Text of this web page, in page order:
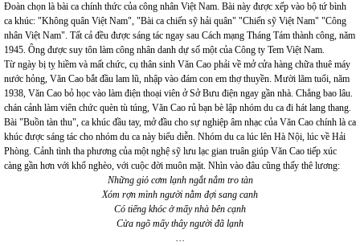
Đoàn chọn là bài ca chính thức của công nhân Việt Nam. Bài này được xếp vào bộ tứ bình
ca khúc: "Không quân Việt Nam", "Bài ca chiến sỹ hải quân" "Chiến sỹ Việt Nam" "Công
nhân Việt Nam". Tất cả đều được sáng tác ngay sau Cách mạng Tháng Tám thành công, năm
1945. Ông được suy tôn làm công nhân danh dự số một của Công ty Tem Việt Nam.
Từ ngày bị tỵ hiềm và mất chức, cụ thân sinh Văn Cao phải về mở cửa hàng chữa thuê máy
nước hỏng, Văn Cao bắt đầu lam lũ, nhập vào đám con em thợ thuyền. Mười lăm tuổi, năm
1938, Văn Cao bỏ học vào làm điện thoại viên ở Sở Bưu điện ngay gần nhà. Chẳng bao lâu.
chán cảnh làm viên chức quèn tù túng, Văn Cao rủ bạn bè lập nhóm du ca đi hát lang thang.
Bài "Buồn tàn thu", ca khúc đầu tay, mở đầu cho sự nghiệp âm nhạc của Văn Cao chính là ca
khúc được sáng tác cho nhóm du ca này biểu diễn. Nhóm du ca lúc lên Hà Nội, lúc về Hải
Phòng. Cảnh tình tha phương của một nghệ sỹ lưu lạc gian truân giúp Văn Cao tiếp xúc
càng gần hơn với khổ nghèo, với cuộc đời muôn mặt. Nhìn vào đâu cũng thấy thê lương:
Những giỏ cơm lạnh ngắt nắm tro tàn
Xóm rợn mình người nằm đợi sang canh
Có tiếng khóc ở mấy nhà bên cạnh
Cửa ngõ mấy thây người đã lạnh
…